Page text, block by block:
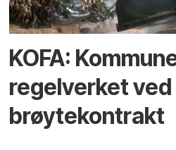
KOFA:
regelverket
brøytekontrakt